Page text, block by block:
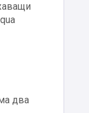
два